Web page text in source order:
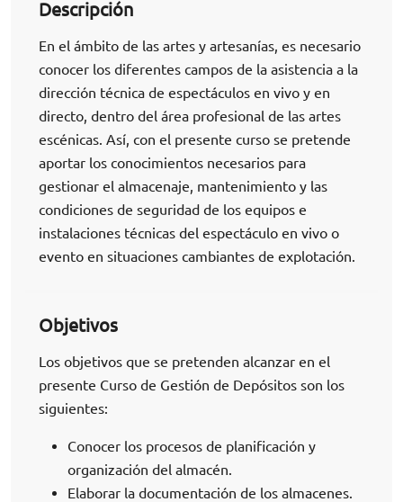
Descripción
En el ámbito de las artes y artesanías, es necesario
conocer los diferentes campos de la asistencia a la
dirección técnica de espectáculos en vivo y en
directo, dentro del área profesional de las artes
escénicas. Así, con el presente curso se pretende
aportar los conocimientos necesarios para
gestionar el almacenaje, mantenimiento y las
condiciones de seguridad de los equipos e
instalaciones técnicas del espectáculo en vivo o
evento en situaciones cambiantes de explotación.
Objetivos
Los objetivos que se pretenden alcanzar en el
presente Curso de Gestión de Depósitos son los
siguientes:
Conocer los procesos de planificación y
organización del almacén.
Elaborar la documentación de los almacenes.